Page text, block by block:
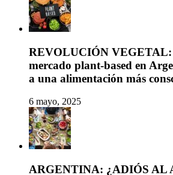
REVOLUCIÓN VEGETAL:
mercado plant-based en
a una alimentación más
6 mayo, 2025
ARGENTINA: ¿ADIÓS AL